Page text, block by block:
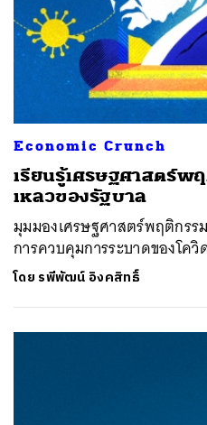
Economic Crunch
เรียนรู้เศรษฐศาสตร์พ
เหลวของรัฐบาล
มุมมองเศรษฐศาสตร์พฤติกรร
การควบคุมการระบาดของโค
โดย รพีพัฒน์ อิงคสิทธิ์